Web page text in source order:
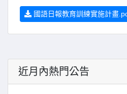
國語日報教育訓練實施計畫
近月內熱門公告